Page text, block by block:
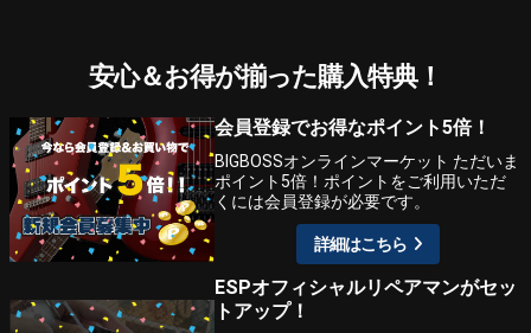
安心＆お得が揃った購入特典！
会員登録でお得なポイント5倍！
BIGBOSSオンラインマーケット ただいま
ポイント5倍！ポイントをご利用いただ
くには会員登録が必要です。
詳細はこちら
ESPオフィシャルリペアマンがセッ
トアップ！